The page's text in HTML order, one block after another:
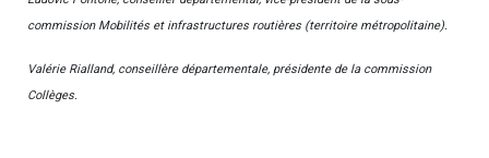
commission Mobilités et infrastructures routières (territoire métropolitaine).
Valérie Rialland, conseillère départementale, présidente de la commission
Collèges.